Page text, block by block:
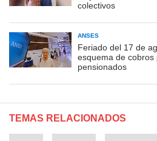
colectivos
ANSES
Feriado del 17 de
esquema de cobros
pensionados
TEMAS RELACIONADOS